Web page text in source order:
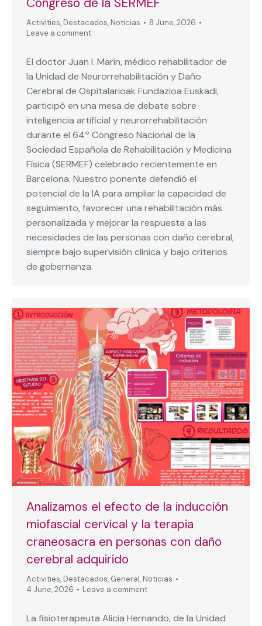
Activities, Destacados, Noticias
8 June, 2026
Leave a comment
El doctor Juan I. Marín, médico rehabilitador de
la Unidad de Neurorrehabilitación y Daño
Cerebral de Ospitalarioak Fundazioa Euskadi,
participó en una mesa de debate sobre
inteligencia artificial y neurorrehabilitación
durante el 64º Congreso Nacional de la
Sociedad Española de Rehabilitación y Medicina
Física (SERMEF) celebrado recientemente en
Barcelona. Nuestro ponente defendió el
potencial de la IA para ampliar la capacidad de
seguimiento, favorecer una rehabilitación más
personalizada y mejorar la respuesta a las
necesidades de las personas con daño cerebral,
siempre bajo supervisión clínica y bajo criterios
de gobernanza.
Analizamos el efecto de la inducción
miofascial cervical y la terapia
craneosacra en personas con daño
cerebral adquirido
Activities, Destacados, General, Noticias
4 June, 2026
Leave a comment
La fisioterapeuta Alicia Hernando, de la Unidad